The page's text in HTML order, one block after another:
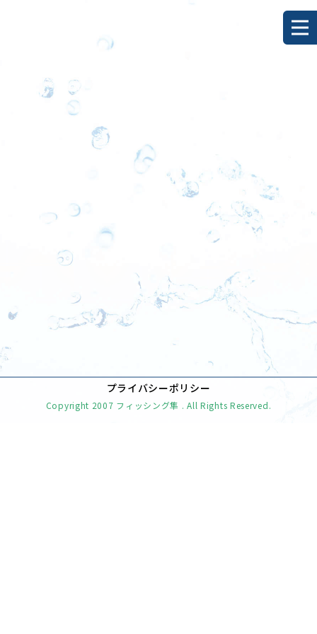
2月のカセ釣り釣果
ブログ |template.list
[!% if (image.url!="") { %]
[!% } %]
[%title%]
[%lead%]
[%new:new%] [%article_date_notime_dot%]
[%navi-pagenation%]
プライバシーポリシー
Copyright 2007 フィッシング隼 . All Rights Reserved.